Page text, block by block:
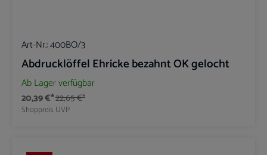
Art-Nr.:400BO/3
Abdrucklöffel Ehricke bezahnt OK gelocht
Ab Lager verfügbar
20,39 €*
Shoppreis
22,65 €*
UVP